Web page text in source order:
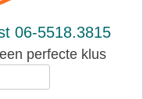
06-5518.3815
perfecte klus